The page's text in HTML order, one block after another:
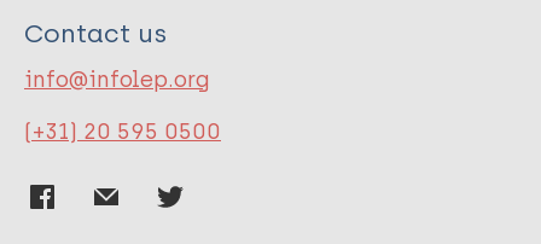
Contact us
info@infolep.org
(+31) 20 595 0500